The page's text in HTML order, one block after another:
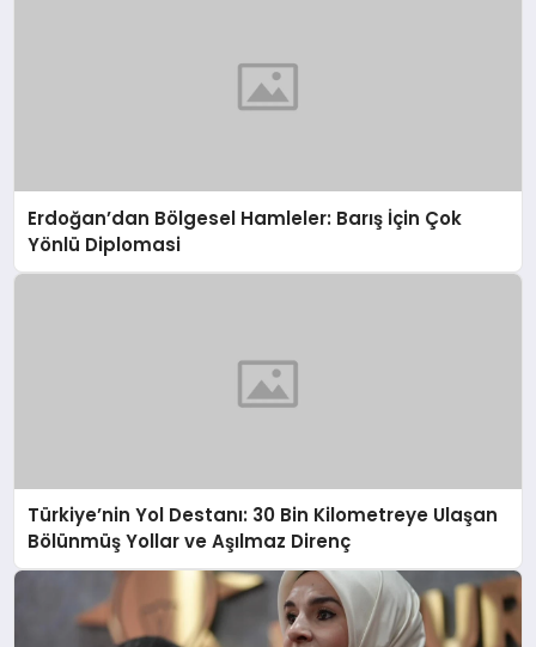
Erdoğan’dan Bölgesel Hamleler: Barış İçin Çok
Yönlü Diplomasi
Türkiye’nin Yol Destanı: 30 Bin Kilometreye Ulaşan
Bölünmüş Yollar ve Aşılmaz Direnç